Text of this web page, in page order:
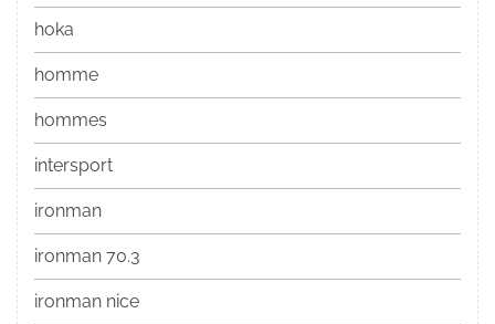
hoka
homme
hommes
intersport
ironman
ironman 70.3
ironman nice